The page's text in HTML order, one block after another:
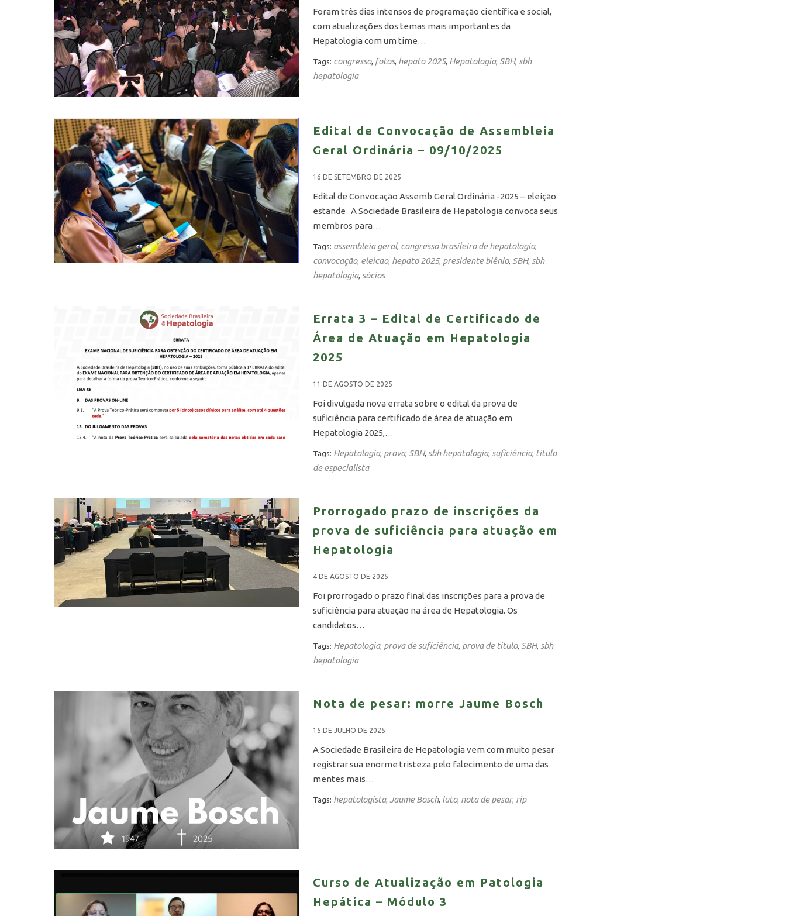
Foram três dias intensos de programação científica e social,
com atualizações dos temas mais importantes da
Hepatologia com um time…
Tags: congresso, fotos, hepato 2025, Hepatologia, SBH, sbh
hepatologia
Edital de Convocação de Assembleia
Geral Ordinária – 09/10/2025
16 DE SETEMBRO DE 2025
Edital de Convocação Assemb Geral Ordinária -2025 – eleição
estande A Sociedade Brasileira de Hepatologia convoca seus
membros para…
Tags: assembleia geral, congresso brasileiro de hepatologia,
convocação, eleicao, hepato 2025, presidente biênio, SBH, sbh
hepatologia, sócios
Errata 3 – Edital de Certificado de
Área de Atuação em Hepatologia
2025
11 DE AGOSTO DE 2025
Foi divulgada nova errata sobre o edital da prova de
suficiência para certificado de área de atuação em
Hepatologia 2025,…
Tags: Hepatologia, prova, SBH, sbh hepatologia, suficiência, titulo
de especialista
Prorrogado prazo de inscrições da
prova de suficiência para atuação em
Hepatologia
4 DE AGOSTO DE 2025
Foi prorrogado o prazo final das inscrições para a prova de
suficiência para atuação na área de Hepatologia. Os
candidatos…
Tags: Hepatologia, prova de suficiência, prova de titulo, SBH, sbh
hepatologia
Nota de pesar: morre Jaume Bosch
15 DE JULHO DE 2025
A Sociedade Brasileira de Hepatologia vem com muito pesar
registrar sua enorme tristeza pelo falecimento de uma das
mentes mais…
Tags: hepatologista, Jaume Bosch, luto, nota de pesar, rip
Curso de Atualização em Patologia
Hepática – Módulo 3